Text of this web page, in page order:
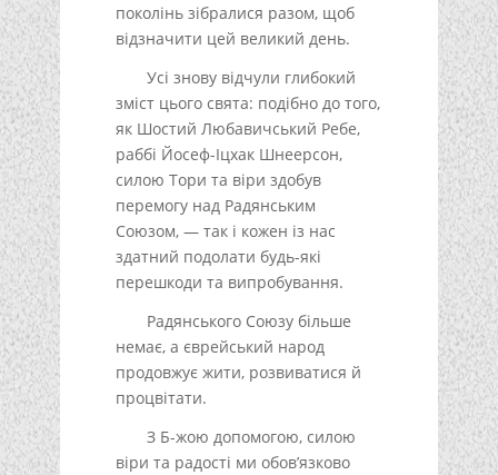
поколінь зібралися разом, щоб
відзначити цей великий день.
Усі знову відчули глибокий
зміст цього свята: подібно до того,
як Шостий Любавичський Ребе,
раббі Йосеф-Іцхак Шнеерсон,
силою Тори та віри здобув
перемогу над Радянським
Союзом, — так і кожен із нас
здатний подолати будь-які
перешкоди та випробування.
Радянського Союзу більше
немає, а єврейський народ
продовжує жити, розвиватися й
процвітати.
З Б-жою допомогою, силою
віри та радості ми обов’язково